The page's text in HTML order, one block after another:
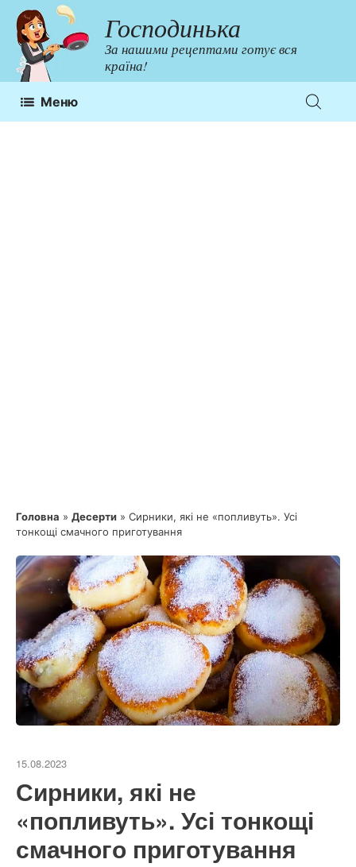
Перейти
до
контенту
Господинька
За нашими рецептами готує вся
країна!
Меню
Головна » Десерти » Сирники, які не «попливуть». Усі
тонкощі смачного приготування
15.08.2023
Сирники, які не
«попливуть». Усі тонкощі
смачного приготування